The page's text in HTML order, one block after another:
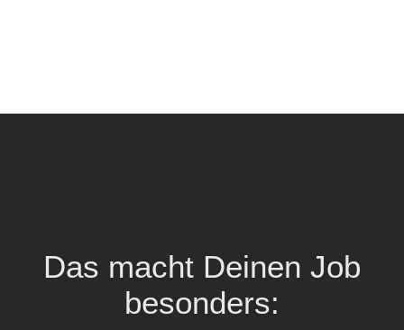
Das macht Deinen Job
besonders: